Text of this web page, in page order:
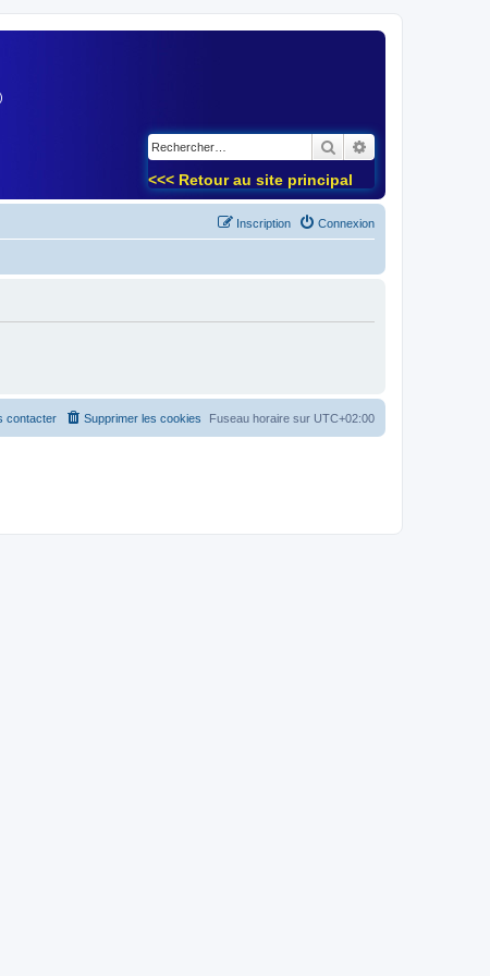
Rechercher
<<< Retour au site principal
Connexion
Inscription
Fuseau horaire sur UTC+02:00
Supprimer les cookies
contacter